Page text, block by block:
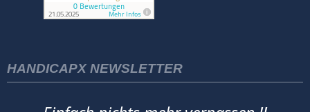
HANDICAPX NEWSLETTER